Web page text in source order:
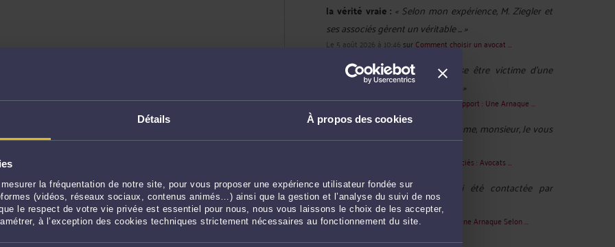
Détails À propos des cookies
la fréquentation de notre site, pour vous proposer une expérience utilisateur fondée sur
(vidéos, réseaux sociaux, contenus animés…) ainsi que la gestion et l’analyse du suivi de nos
le respect de votre vie privée est essentiel pour nous, nous vous laissons le choix de les accepter,
à l’exception des cookies techniques strictement nécessaires au fonctionnement du site.
du propriétaire du site n’est pas clairement
cette opacité constitue un facteur de
:
la vérité vraie : « Selon mon expérience, M. Ziegler et
ses associés gèrent un véritable ... »
Le 5 août 2026 à 10:46 sur Comment choisir un avocat ...
SARRAZIN : « Bonjour Je pense être victime d'une
arnaque. On me réclame 5 000 ... »
Le 3 août 2026 à 17:12surTrustWallet Support : Une Arnaque ...
Christian 11250 :« Bonjour madame, monsieur, Je vous
contacte car j'ai été ... »
Ziegler & Associés : Avocats ...
LINA : « Bonjour à vous, J'ai été contactée par
ACTIVTRADES suite à ma ... »
Le 11 juil. 2026 à 10:59surActivTrades : Une Arnaque Selon ...